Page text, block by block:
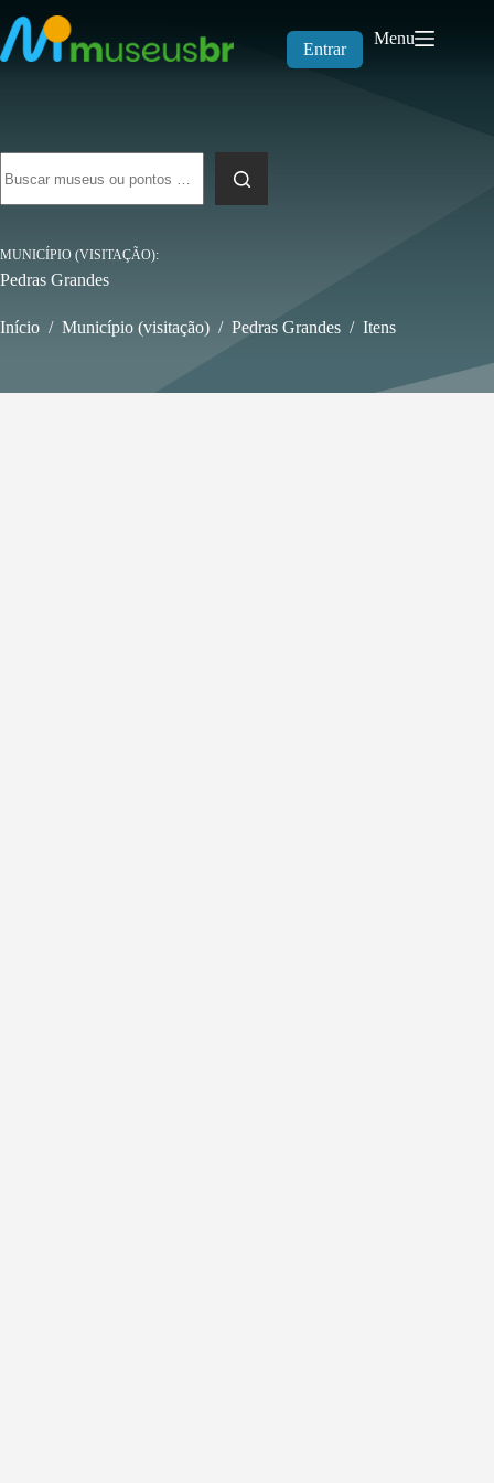
para
o
conteúdo
Entrar
Menu
resultados
MUNICÍPIO (VISITAÇÃO)
Pedras Grandes
Início / Município (visitação) / Pedras Grandes / Itens